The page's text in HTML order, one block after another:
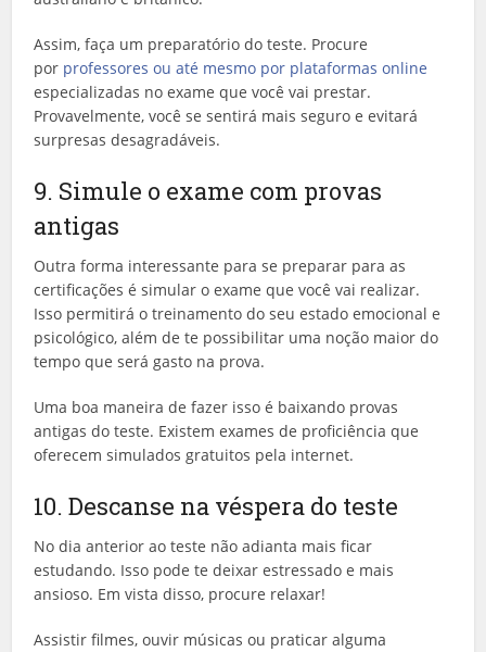
Assim, faça um preparatório do teste. Procure
por professores ou até mesmo por plataformas online
especializadas no exame que você vai prestar.
Provavelmente, você se sentirá mais seguro e evitará
surpresas desagradáveis.
9. Simule o exame com provas
antigas
Outra forma interessante para se preparar para as
certificações é simular o exame que você vai realizar.
Isso permitirá o treinamento do seu estado emocional e
psicológico, além de te possibilitar uma noção maior do
tempo que será gasto na prova.
Uma boa maneira de fazer isso é baixando provas
antigas do teste. Existem exames de proficiência que
oferecem simulados gratuitos pela internet.
10. Descanse na véspera do teste
No dia anterior ao teste não adianta mais ficar
estudando. Isso pode te deixar estressado e mais
ansioso. Em vista disso, procure relaxar!
Assistir filmes, ouvir músicas ou praticar alguma